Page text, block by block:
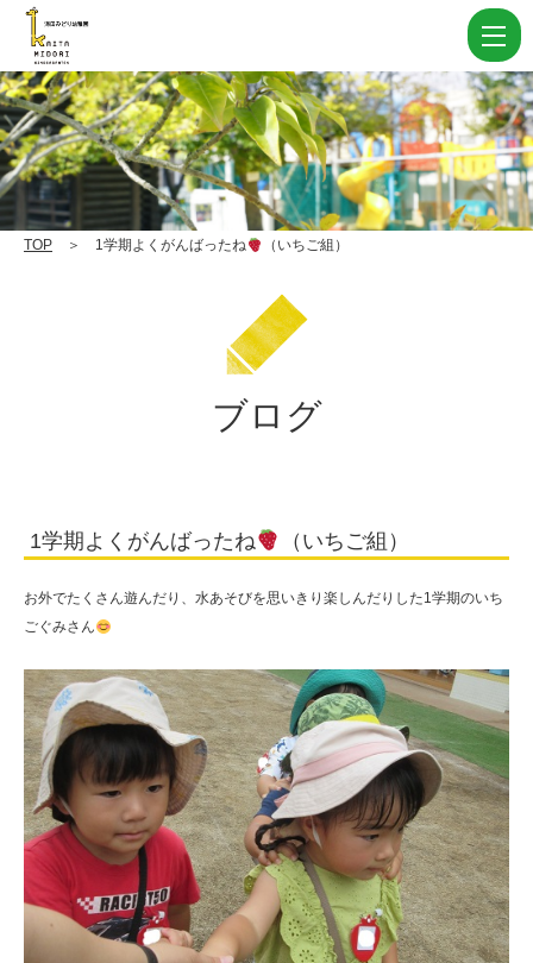
学
期
よ
く
が
ん
ね
ち
ご
組）
学
校
法
人
住
田
学
園
TOP ＞ 1学期よくがんばったね （いちご組）
ブログ
1学期よくがんばったね （いちご組）
お外でたくさん遊んだり、水あそびを思いきり楽しんだりした1学期のいち
ごぐみさん